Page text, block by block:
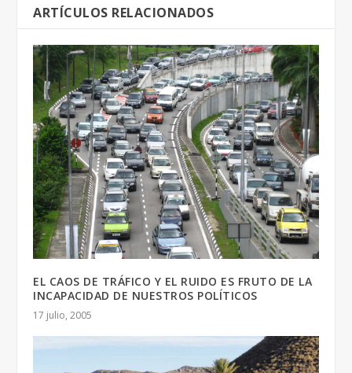
ARTÍCULOS RELACIONADOS
EL CAOS DE TRÁFICO Y EL RUIDO ES FRUTO DE LA
INCAPACIDAD DE NUESTROS POLÍTICOS
17 julio, 2005